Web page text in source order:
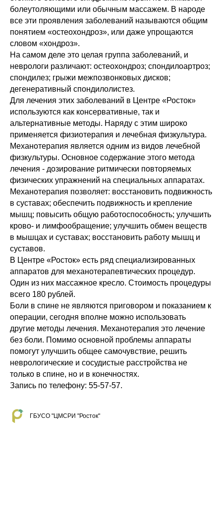
болеутоляющими или обычным массажем. В народе
все эти проявления заболеваний называются общим
понятием «остеохондроз», или даже упрощаются
словом «хондроз».
На самом деле это целая группа заболеваний, и
неврологи различают: остеохондроз; спондилоартроз;
спондилез; грыжи межпозвонковых дисков;
дегенеративный спондилолистез.
Для лечения этих заболеваний в Центре «Росток»
используются как консервативные, так и
альтернативные методы. Наряду с этим широко
применяется физиотерапия и лечебная физкультура.
Механотерапия является одним из видов лечебной
физкультуры. Основное содержание этого метода
лечения - дозирование ритмически повторяемых
физических упражнений на специальных аппаратах.
Механотерапия позволяет: восстановить подвижность
в суставах; обеспечить подвижность и крепление
мышц; повысить общую работоспособность; улучшить
крово- и лимфообращение; улучшить обмен веществ
в мышцах и суставах; восстановить работу мышц и
суставов.
В Центре «Росток» есть ряд специализированных
аппаратов для механотерапевтических процедур.
Один из них массажное кресло. Стоимость процедуры
всего 180 рублей.
Боли в спине не являются приговором и показанием к
операции, сегодня вполне можно использовать
другие методы лечения. Механотерапия это лечение
без боли. Помимо основной проблемы аппараты
помогут улучшить общее самочувствие, решить
неврологические и сосудистые расстройства не
только в спине, но и в конечностях.
Запись по телефону: 55-57-57.
ГБУСО "ЦМСРИ "Росток"